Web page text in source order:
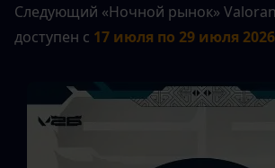
Следующий «Ночной рынок»
доступен с 17 июля по 29 июля